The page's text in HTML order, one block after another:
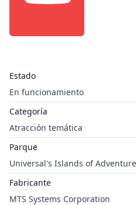
Estado
En funcionamiento
Categoría
Atracción temática
Parque
Universal's Islands of Adventure
Fabricante
MTS Systems Corporation